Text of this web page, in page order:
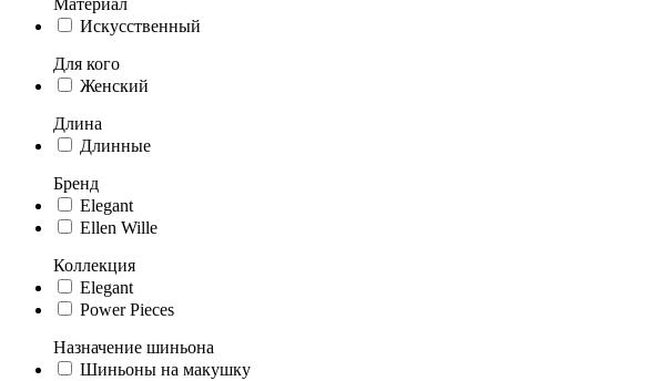
Искусственный
Для кого
Женский
Длина
Длинные
Бренд
Elegant
Ellen Wille
Коллекция
Elegant
Power Pieces
Назначение шиньона
Шиньоны на макушку